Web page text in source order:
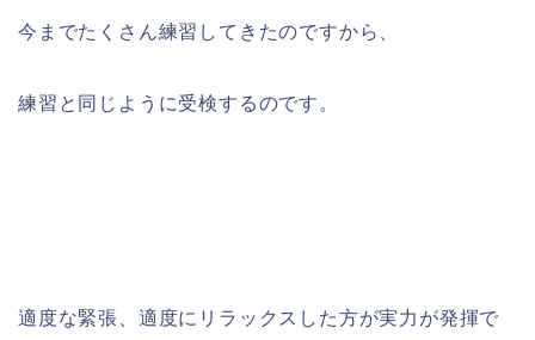
今までたくさん練習してきたのですから、
練習と同じように受検するのです。
適度な緊張、適度にリラックスした方が実力が発揮で